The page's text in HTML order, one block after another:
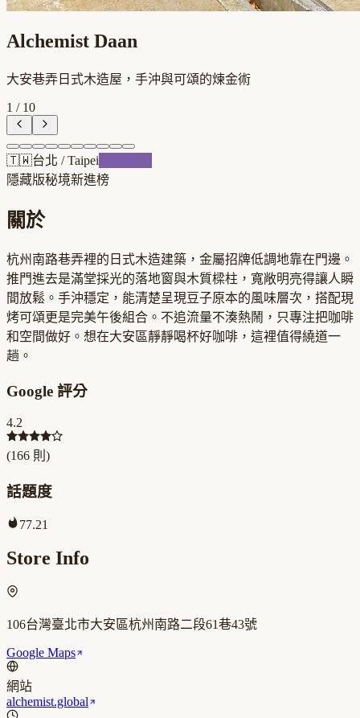
Alchemist Daan
大安巷弄日式木造屋，手沖與可頌的煉金術
1 / 10
🇹🇼台北 /Taipei
隱藏版秘境新進榜
關於
杭州南路巷弄裡的日式木造建築，金屬招牌低調地靠在門邊。
推門進去是滿堂採光的落地窗與木質樑柱，寬敞明亮得讓人瞬
間放鬆。手沖穩定，能清楚呈現豆子原本的風味層次，搭配現
烤可頌更是完美午後組合。不追流量不湊熱鬧，只專注把咖啡
和空間做好。想在大安區靜靜喝杯好咖啡，這裡值得繞道一
趟。
Google 評分
4.2
(166 則)
話題度
77.21
Store Info
106台灣臺北市大安區杭州南路二段61巷43號
Google Maps
網站
alchemist.global